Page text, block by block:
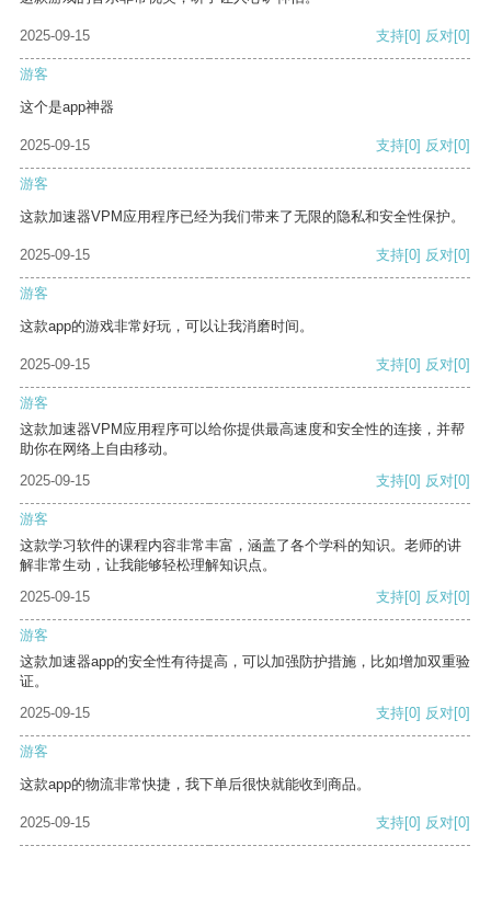
2025-09-15 支持[0] 反对[0]
游客
这个是app神器
2025-09-15 支持[0] 反对[0]
游客
这款加速器VPM应用程序已经为我们带来了无限的隐私和安全性保护。
2025-09-15 支持[0] 反对[0]
游客
这款app的游戏非常好玩，可以让我消磨时间。
2025-09-15 支持[0] 反对[0]
游客
这款加速器VPM应用程序可以给你提供最高速度和安全性的连接，并帮
助你在网络上自由移动。
2025-09-15
支持[0] 反对[0]
游客
这款学习软件的课程内容非常丰富，涵盖了各个学科的知识。老师的讲
解非常生动，让我能够轻松理解知识点。
2025-09-15
支持[0] 反对[0]
游客
这款加速器app的安全性有待提高，可以加强防护措施，比如增加双重验
证。
2025-09-15
支持[0] 反对[0]
游客
这款app的物流非常快捷，我下单后很快就能收到商品。
2025-09-15 支持[0] 反对[0]